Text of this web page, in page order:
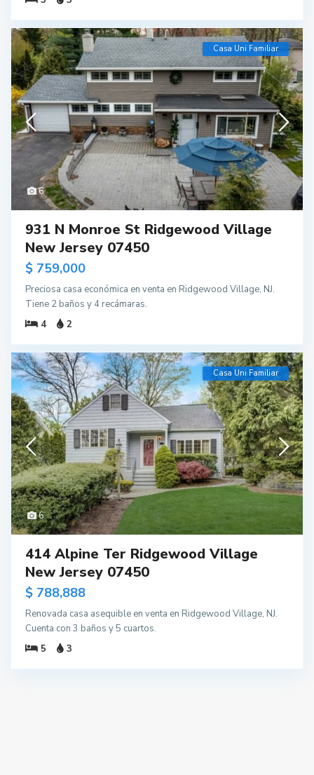
6
Casa Uni Familiar
931 N Monroe St Ridgewood Village
New Jersey 07450
$ 759,000
Preciosa casa económica en venta en Ridgewood Village, NJ.
Tiene 2 baños y 4 recámaras.
4
2
6
Casa Uni Familiar
414 Alpine Ter Ridgewood Village
New Jersey 07450
$ 788,888
Renovada casa asequible en venta en Ridgewood Village, NJ.
Cuenta con 3 baños y 5 cuartos.
5
3